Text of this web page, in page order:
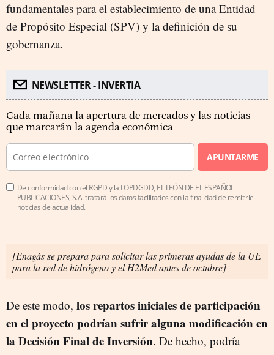
fundamentales para el establecimiento de una Entidad
de Propósito Especial (SPV) y la definición de su
gobernanza.
NEWSLETTER - INVERTIA
Cada mañana la apertura de mercados y las noticias
que marcarán la agenda económica
APUNTARME
De conformidad con el RGPD y la LOPDGDD, EL LEÓN DE EL ESPAÑOL
PUBLICACIONES, S.A. tratará los datos facilitados con la finalidad de remitirle
noticias de actualidad.
[Enagás se prepara para solicitar las primeras ayudas de la UE
para la red de hidrógeno y el H2Med antes de octubre]
De este modo, los repartos iniciales de participación
en el proyecto podrían sufrir alguna modificación en
la Decisión Final de Inversión. De hecho, podría